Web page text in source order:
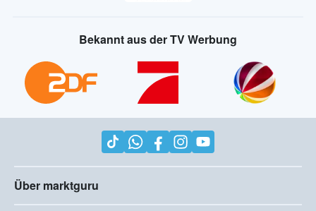
Bekannt aus der TV Werbung
Über marktguru